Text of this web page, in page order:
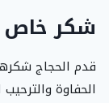
شكر خاص
قدم الحجاج
الحفاوة